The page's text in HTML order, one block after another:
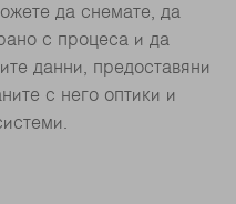
да снемате, да
с процеса и да
данни, предоставяни
с него оптики и